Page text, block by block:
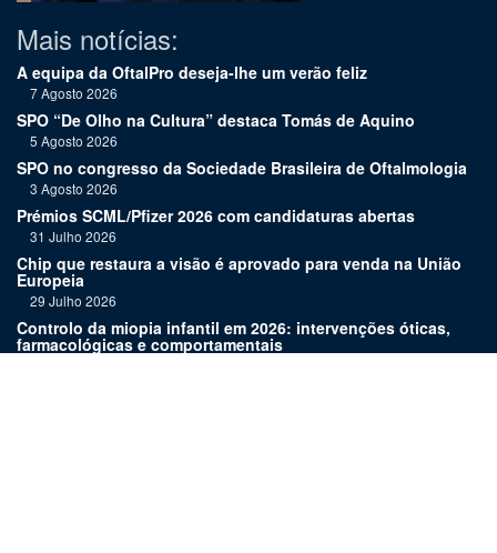
Mais notícias:
A equipa da OftalPro deseja-lhe um verão feliz
7 Agosto 2026
SPO “De Olho na Cultura” destaca Tomás de Aquino
5 Agosto 2026
SPO no congresso da Sociedade Brasileira de Oftalmologia
3 Agosto 2026
Prémios SCML/Pfizer 2026 com candidaturas abertas
31 Julho 2026
Chip que restaura a visão é aprovado para venda na União
Europeia
29 Julho 2026
Controlo da miopia infantil em 2026: intervenções óticas,
farmacológicas e comportamentais